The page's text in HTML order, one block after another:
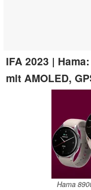
IFA 2023 |
mit AMOLED,
Hama